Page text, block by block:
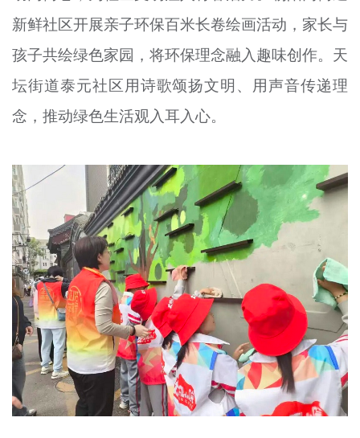
新鲜社区开展亲子环保百米长卷绘画活动，家长与
孩子共绘绿色家园，将环保理念融入趣味创作。天
坛街道泰元社区用诗歌颂扬文明、用声音传递理
念，推动绿色生活观入耳入心。